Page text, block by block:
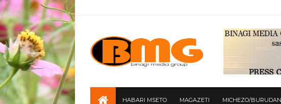
HABARI MSETO MAGAZETI MICHEZO/